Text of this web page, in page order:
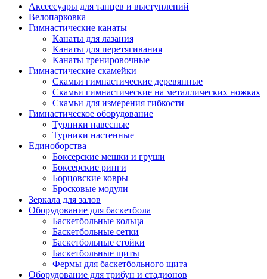
Аксессуары для танцев и выступлений
Велопарковка
Гимнастические канаты
Канаты для лазания
Канаты для перетягивания
Канаты тренировочные
Гимнастические скамейки
Скамьи гимнастические деревянные
Скамьи гимнастические на металлических ножках
Скамьи для измерения гибкости
Гимнастическое оборудование
Турники навесные
Турники настенные
Единоборства
Боксерские мешки и груши
Боксерские ринги
Борцовские ковры
Бросковые модули
Зеркала для залов
Оборудование для баскетбола
Баскетбольные кольца
Баскетбольные сетки
Баскетбольные стойки
Баскетбольные щиты
Фермы для баскетбольного щита
Оборудование для трибун и стадионов